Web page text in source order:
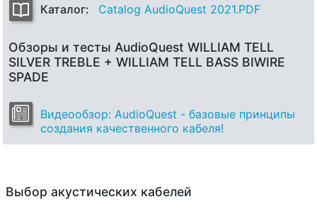
Каталог: Catalog AudioQuest 2021.PDF
Обзоры и тесты AudioQuest WILLIAM TELL
SILVER TREBLE + WILLIAM TELL BASS BIWIRE
SPADE
Видеообзор: AudioQuest - базовые принципы
создания качественного кабеля!
Выбор акустических кабелей